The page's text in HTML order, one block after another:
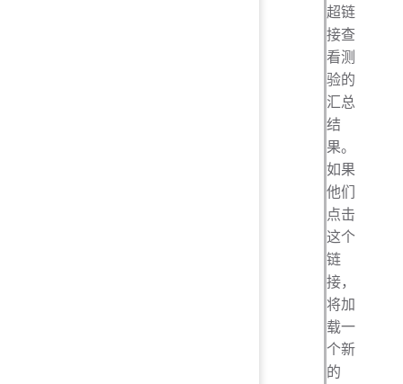
超链
接查
看测
验的
汇总
结
果。
如果
他们
点击
这个
链
接，
将加
载一
个新
的